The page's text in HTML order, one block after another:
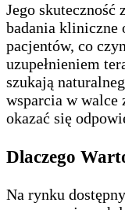
Jego skuteczność
badania kliniczne
pacjentów, co
uzupełnieniem
szukają
wsparcia w walce
okazać się
Dlaczego
Na rynku